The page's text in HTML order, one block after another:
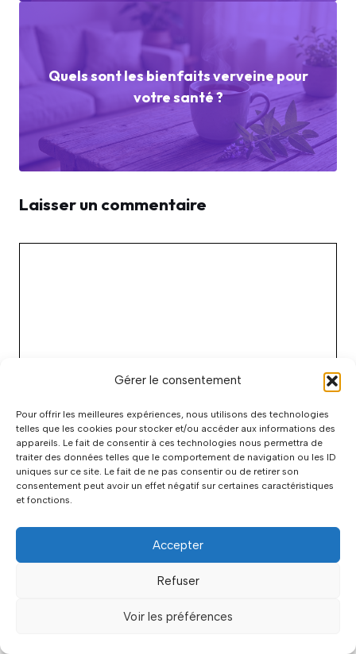
Gérer le consentement
Pour offrir les meilleures expériences, nous utilisons des technologies
telles que les cookies pour stocker et/ou accéder aux informations des
appareils. Le fait de consentir à ces technologies nous permettra de
traiter des données telles que le comportement de navigation ou les ID
uniques sur ce site. Le fait de ne pas consentir ou de retirer son
consentement peut avoir un effet négatif sur certaines caractéristiques
et fonctions.
Accepter
Refuser
Voir les préférences
Quels sont les bienfaits verveine pour
votre santé ?
Laisser un commentaire
Nom
E-
mail
site dans le navigateur pour mon prochain